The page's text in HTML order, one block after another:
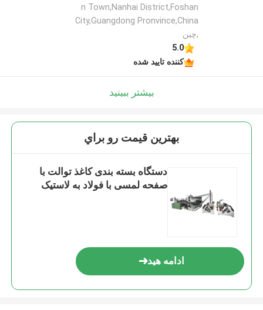
n Town,Nanhai District,Foshan
City,Guangdong Pronvince,China
,چین
5.0
کننده تایید شده
بیشتر ببینید
بهترين قيمت رو براي
دستگاه بسته بندی کاغذ توالت با
صفحه لمسی با فولاد به لاستیک
ادامه هید